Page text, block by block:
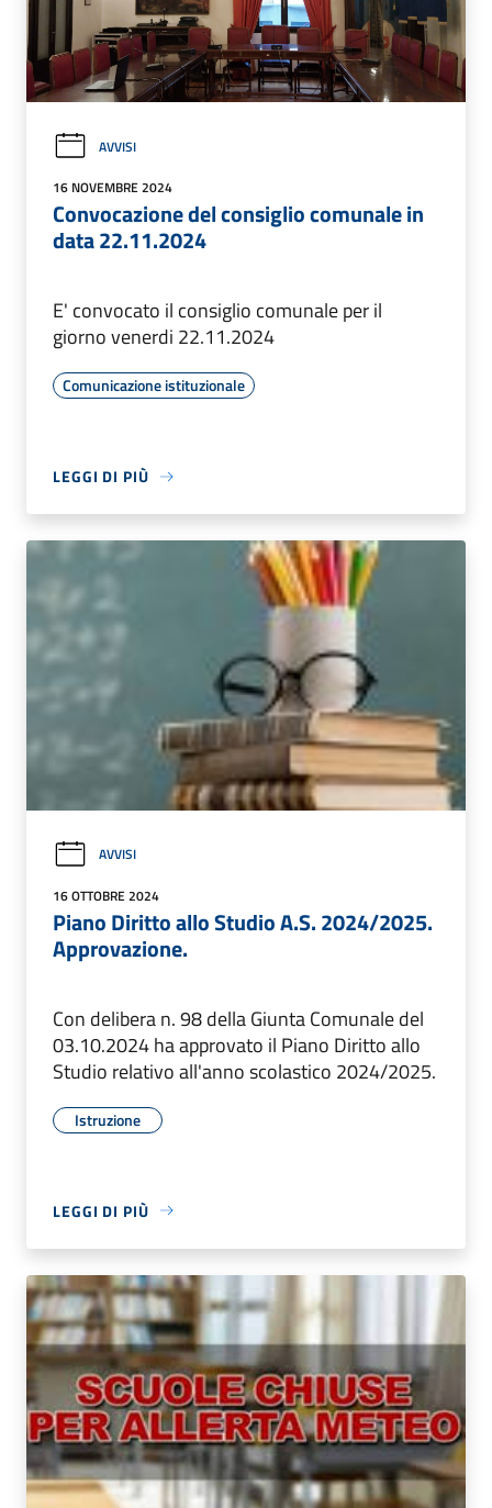
AVVISI
16 NOVEMBRE 2024
Convocazione del consiglio comunale in
data 22.11.2024
E' convocato il consiglio comunale per il
giorno venerdi 22.11.2024
Comunicazione istituzionale
LEGGI DI PIÙ
AVVISI
16 OTTOBRE 2024
Piano Diritto allo Studio A.S. 2024/2025.
Approvazione.
Con delibera n. 98 della Giunta Comunale del
03.10.2024 ha approvato il Piano Diritto allo
Studio relativo all'anno scolastico 2024/2025.
Istruzione
LEGGI DI PIÙ